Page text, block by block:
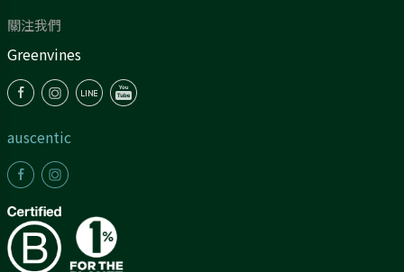
關注我們
Greenvines
auscentic